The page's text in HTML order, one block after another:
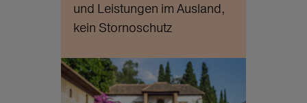
und Leistungen im Ausland,
kein Stornoschutz